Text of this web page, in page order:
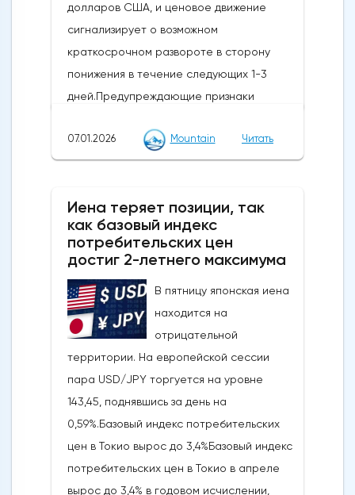
долларов США, и ценовое движение
сигнализирует о возможном
краткосрочном развороте в сторону
понижения в течение следующих 1-3
дней.Предупреждающие признаки
достиг ключевого уровня коррекции
Фибоначчи и сопровождается медвежьей
это движение, скорее всего, является
отскоком от тренда, а не новым бычьим
импульсом.Ключевые уровни, на которые
430/4 403 долларов США откроет путь к
более глубокому откату к 4 333-4 309
долларам США и, возможно, к 4 267-4 243
долларам США, в то время как явный
прорыв выше 4 500 долларов США сведет
на нет медвежий
сценарий.Краткосрочный тренд (от 1 до 3
дней): разворот в сторону
пониженияСледите за ключевым
07.01.2026 Mountain Читать
Иена теряет позиции, так
как базовый индекс
потребительских цен
достиг 2-летнего максимума
В пятницу японская иена
находится на
отрицательной
территории. На европейской сессии
пара USD/JPY торгуется на уровне
143,45, поднявшись за день на
0,59%.Базовый индекс потребительских
цен в Токио вырос до 3,4%Базовый индекс
потребительских цен в Токио в апреле
вырос до 3,4% в годовом исчислении,